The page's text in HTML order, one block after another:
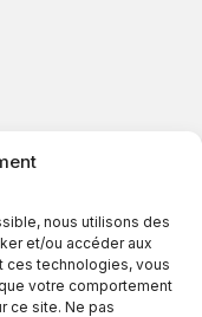
nous utilisons des
et/ou accéder aux
ces technologies, vous
votre comportement
ce site. Ne pas
9h00 à 17h30
9h00 à 20h00